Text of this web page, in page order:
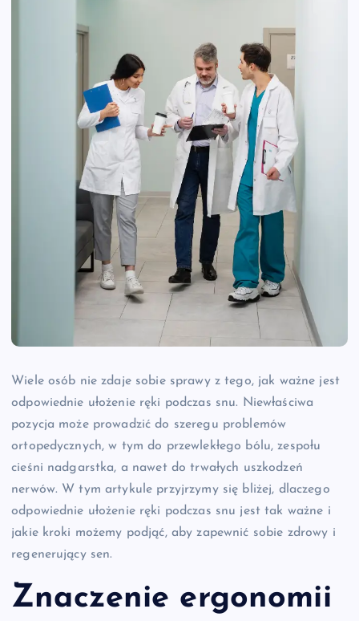
Wiele osób nie zdaje sobie sprawy z tego, jak ważne jest
odpowiednie ułożenie ręki podczas snu. Niewłaściwa
pozycja może prowadzić do szeregu problemów
ortopedycznych, w tym do przewlekłego bólu, zespołu
cieśni nadgarstka, a nawet do trwałych uszkodzeń
nerwów. W tym artykule przyjrzymy się bliżej, dlaczego
odpowiednie ułożenie ręki podczas snu jest tak ważne i
jakie kroki możemy podjąć, aby zapewnić sobie zdrowy i
regenerujący sen.
Znaczenie ergonomii